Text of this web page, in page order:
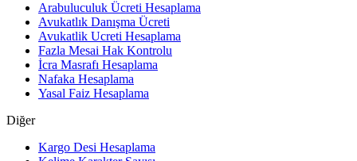
Arabuluculuk Ücreti Hesaplama
Avukatlık Danışma Ücreti
Avukatlik Ucreti Hesaplama
Fazla Mesai Hak Kontrolu
İcra Masrafı Hesaplama
Nafaka Hesaplama
Yasal Faiz Hesaplama
Diğer
Kargo Desi Hesaplama